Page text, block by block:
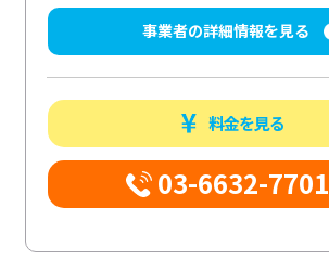
事業者の詳細情報を見る
料金を見る
03-6632-7701